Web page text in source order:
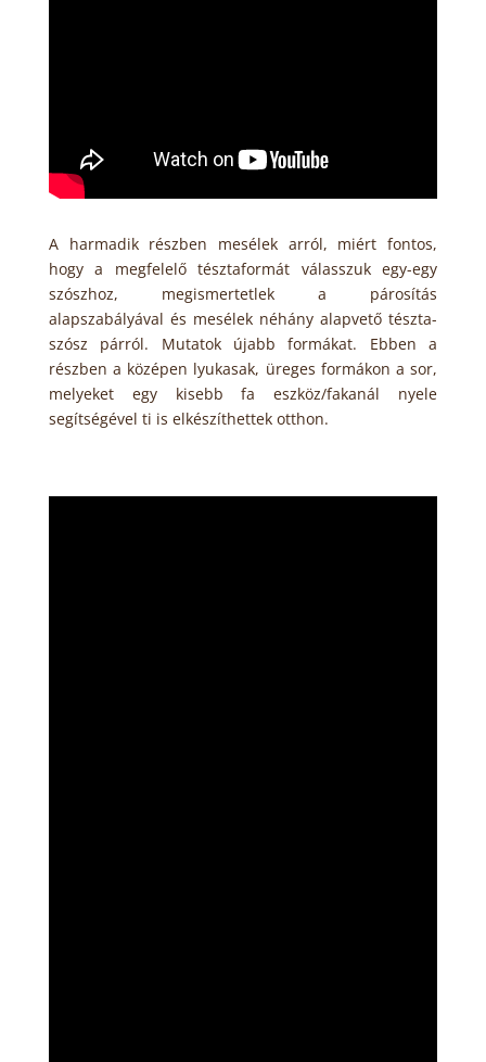
A harmadik részben mesélek arról, miért fontos,
hogy a megfelelő tésztaformát válasszuk egy-egy
szószhoz, megismertetlek a párosítás
alapszabályával és mesélek néhány alapvető tészta-
szósz párról. Mutatok újabb formákat. Ebben a
részben a középen lyukasak, üreges formákon a sor,
melyeket egy kisebb fa eszköz/fakanál nyele
segítségével ti is elkészíthettek otthon.